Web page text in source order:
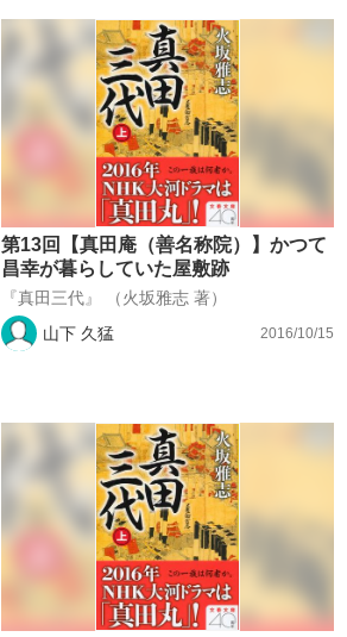
第13回【真田庵（善名称院）】かつて
昌幸が暮らしていた屋敷跡
『真田三代』 （火坂雅志 著）
山下 久猛
2016/10/15